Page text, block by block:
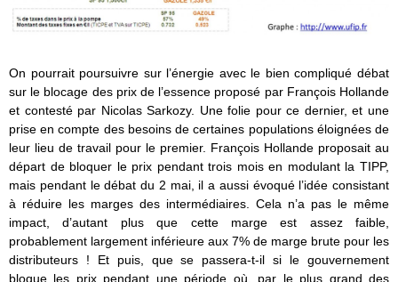
On pourrait poursuivre sur l’énergie avec le bien compliqué débat
sur le blocage des prix de l’essence proposé par François Hollande
et contesté par Nicolas Sarkozy. Une folie pour ce dernier, et une
prise en compte des besoins de certaines populations éloignées de
leur lieu de travail pour le premier. François Hollande proposait au
départ de bloquer le prix pendant trois mois en modulant la TIPP,
mais pendant le débat du 2 mai, il a aussi évoqué l’idée consistant
à réduire les marges des intermédiaires. Cela n’a pas le même
impact, d’autant plus que cette marge est assez faible,
probablement largement inférieure aux 7% de marge brute pour les
distributeurs ! Et puis, que se passera-t-il si le gouvernement
bloque les prix pendant une période où, par le plus grand des